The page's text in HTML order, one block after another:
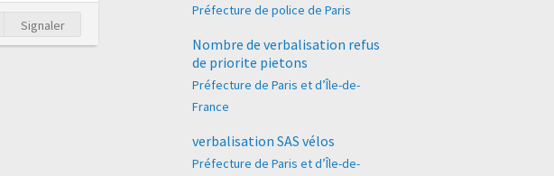
Signaler
Préfecture de police de Paris
Nombre de verbalisation refus
de priorite pietons
Préfecture de Paris et d’Île-de-
France
verbalisation SAS vélos
Préfecture de Paris et d’Île-de-